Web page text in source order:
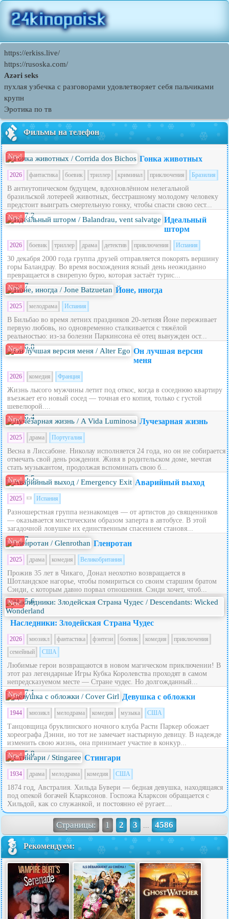
https://erkiss.live/
https://rusoska.com/
Azəri seks
пухлая узбечка с разговорами удовлетворяет себя пальчиками
крупн
Эротика по тв
Фильмы на телефон
New! Гонка животных
2026 фантастика боевик триллер криминал приключения Бразилия
В антиутопическом будущем, вдохновлённом нелегальной
бразильской лотереей животных, бесстрашному молодому человеку
предстоит выиграть смертельную гонку, чтобы спасти свою сест...
New! 7.2
Идеальный
шторм
2026 боевик триллер драма детектив приключения Испания
30 декабря 2000 года группа друзей отправляется покорять вершину
горы Баландрау. Во время восхождения ясный день неожиданно
превращается в свирепую бурю, которая застаёт турис...
New! 7 Йоне, иногда
2025 мелодрама Испания
В Бильбао во время летних праздников 20‑летняя Йоне переживает
первую любовь, но одновременно сталкивается с тяжёлой
реальностью: из‑за болезни Паркинсона её отец вынужден ост...
New! 6.8
Он лучшая версия
меня
2026 комедия Франция
Жизнь лысого мужчины летит под откос, когда в соседнюю квартиру
въезжает его новый сосед — точная его копия, только с густой
шевелюрой....
New! 6.4 Лучезарная жизнь
2025 драма Португалия
Весна в Лиссабоне. Николау исполняется 24 года, но он не собирается
отмечать свой день рождения. Живя в родительском доме, мечтая
стать музыкантом, продолжая вспоминать свою б...
New! 5.5 Аварийный выход
2025 Испания
Разношерстная группа незнакомцев — от артистов до священников
— оказывается мистическим образом заперта в автобусе. В этой
загадочной ловушке их единственным спасением становя...
New! 7 Гленротан
2025 драма комедия Великобритания
Прожив 35 лет в Чикаго, Донал неохотно возвращается в
Шотландское нагорье, чтобы помириться со своим старшим братом
Сэнди, с которым давно порвал отношения. Сэнди хочет, чтоб...
New! 5.6
Наследники: Злодейская Страна Чудес
2026 мюзикл фантастика фэнтези боевик комедия
приключения
семейный
США
Любимые герои возвращаются в новом магическом приключении! В
этот раз легендарные Игры Кубка Королевства проходят в самом
непредсказуемом месте — Стране чудес. Но долгожданный...
New! 7.1 Девушка с обложки
1944 мюзикл мелодрама комедия музыка США
Танцовщица бруклинского ночного клуба Расти Паркер обожает
хореографа Дэнни, но тот не замечает настырную девицу. В надежде
изменить свою жизнь, она принимает участие в конкур...
New! 5.8 Стингари
1934 драма мелодрама комедия США
1874 год, Австралия. Хильда Бувери — бедная девушка, находящаяся
под опекой богачей Кларксонов. Госпожа Кларксон обращается с
Хильдой, как со служанкой, и постоянно её ругает....
Страницы: 1 2 3 ... 4586
Рекомендуем: